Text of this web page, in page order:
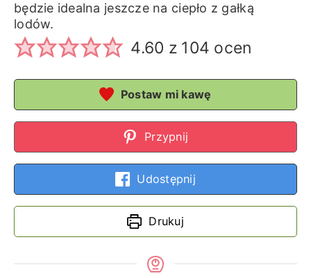
będzie idealna jeszcze na ciepło z gałką
lodów.
4.60 z 104 ocen
Postaw mi kawę
Przypnij
Udostępnij
Drukuj